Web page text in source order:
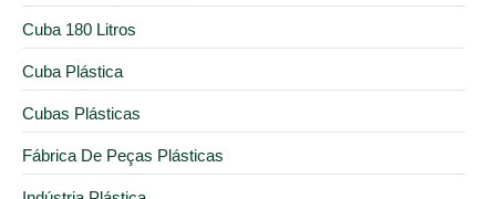
Cuba 180 Litros
Cuba Plástica
Cubas Plásticas
Fábrica De Peças Plásticas